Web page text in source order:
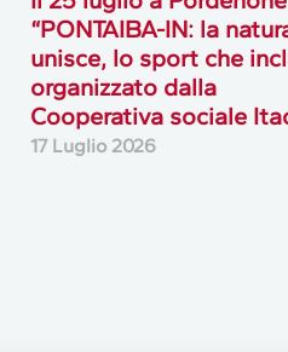
“PONTAIBA-IN: la
unisce, lo sport che
organizzato dalla
Cooperativa sociale
17 Luglio 2026